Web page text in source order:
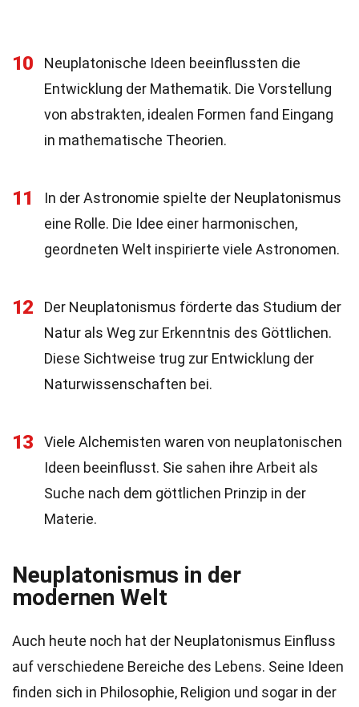
10
Neuplatonische Ideen beeinflussten die
Entwicklung der Mathematik. Die Vorstellung
von abstrakten, idealen Formen fand Eingang
in mathematische Theorien.
11
In der Astronomie spielte der Neuplatonismus
eine Rolle. Die Idee einer harmonischen,
geordneten Welt inspirierte viele Astronomen.
12
Der Neuplatonismus förderte das Studium der
Natur als Weg zur Erkenntnis des Göttlichen.
Diese Sichtweise trug zur Entwicklung der
Naturwissenschaften bei.
13
Viele Alchemisten waren von neuplatonischen
Ideen beeinflusst. Sie sahen ihre Arbeit als
Suche nach dem göttlichen Prinzip in der
Materie.
Neuplatonismus in der
modernen Welt
Auch heute noch hat der Neuplatonismus Einfluss
auf verschiedene Bereiche des Lebens. Seine Ideen
finden sich in Philosophie, Religion und sogar in der